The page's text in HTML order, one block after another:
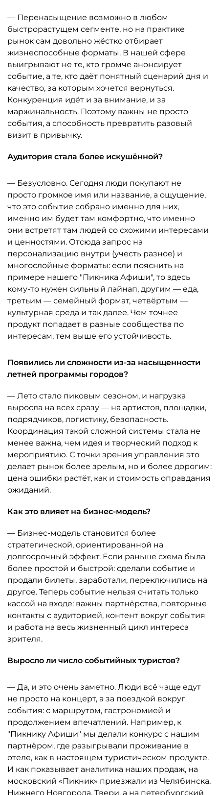
— Перенасыщение возможно в любом
быстрорастущем сегменте, но на практике
рынок сам довольно жёстко отбирает
жизнеспособные форматы. В нашей сфере
выигрывают не те, кто громче анонсирует
событие, а те, кто даёт понятный сценарий дня и
качество, за которым хочется вернуться.
Конкуренция идёт и за внимание, и за
маржинальность. Поэтому важны не просто
события, а способность превратить разовый
визит в привычку.
Аудитория стала более искушённой?
— Безусловно. Сегодня люди покупают не
просто громкое имя или название, а ощущение,
что это событие собрано именно для них,
именно им будет там комфортно, что именно
они встретят там людей со схожими интересами
и ценностями. Отсюда запрос на
персонализацию внутри (учесть разное) и
многослойные форматы: если пояснить на
примере нашего "Пикника Афиши", то здесь
кому-то нужен сильный лайнап, другим — еда,
третьим — семейный формат, четвёртым —
культурная среда и так далее. Чем точнее
продукт попадает в разные сообщества по
интересам, тем выше его устойчивость.
Появились ли сложности из-за насыщенности
летней программы городов?
— Лето стало пиковым сезоном, и нагрузка
выросла на всех сразу — на артистов, площадки,
подрядчиков, логистику, безопасность.
Координация такой сложной системы стала не
менее важна, чем идея и творческий подход к
мероприятию. С точки зрения управления это
делает рынок более зрелым, но и более дорогим:
цена ошибки растёт, как и стоимость оправдания
ожиданий.
Как это влияет на бизнес-модель?
— Бизнес-модель становится более
стратегической, ориентированной на
долгосрочный эффект. Если раньше схема была
более простой и быстрой: сделали событие и
продали билеты, заработали, переключились на
другое. Теперь событие нельзя считать только
кассой на входе: важны партнёрства, повторные
контакты с аудиторией, контент вокруг события
и работа на весь жизненный цикл интереса
зрителя.
Выросло ли число событийных туристов?
— Да, и это очень заметно. Люди всё чаще едут
не просто на концерт, а за поездкой вокруг
события: с маршрутом, гастрономией и
продолжением впечатлений. Например, к
"Пикнику Афиши" мы делали конкурс с нашим
партнёром, где разыгрывали проживание в
отеле, как в настоящем туристическом продукте.
И как показывает аналитика наших продаж, на
московский «Пикник» приезжали из Челябинска,
Нижнего Новгорода, Твери, а на петербургский